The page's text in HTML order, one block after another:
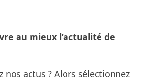
au mieux l’actualité de
nos actus ? Alors sélectionnez